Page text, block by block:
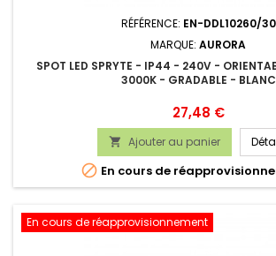
RÉFÉRENCE: EN-DDL10260/30
MARQUE: AURORA
SPOT LED SPRYTE - IP44 - 240V -
3000K - GRADABLE - BLANC
Prix
27,48 €
 Ajouter au panier
 En cours de
En cours de réapprovisionnement